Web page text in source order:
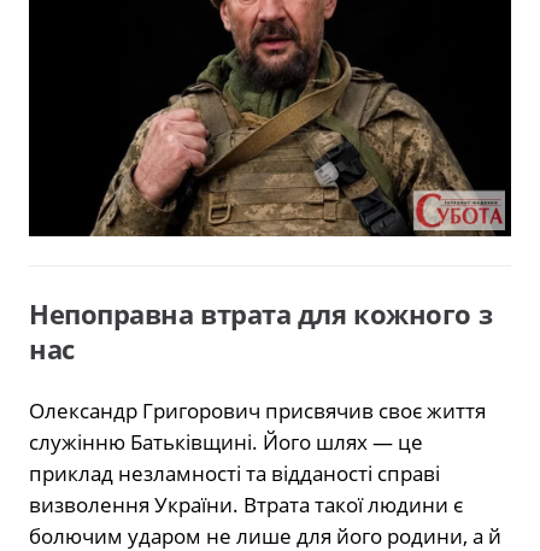
Непоправна втрата для кожного з
нас
Олександр Григорович присвячив своє життя
служінню Батьківщині. Його шлях — це
приклад незламності та відданості справі
визволення України. Втрата такої людини є
болючим ударом не лише для його родини, а й